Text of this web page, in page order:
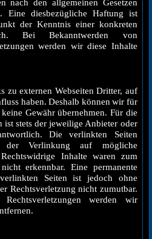
nach den allgemeinen Gesetzen
Eine diesbezügliche Haftung ist
der Kenntnis einer konkreten
Bei Bekanntwerden von
werden wir diese Inhalte
zu externen Webseiten Dritter, auf
haben. Deshalb können wir für
Gewähr übernehmen. Für die
ist stets der jeweilige Anbieter oder
Die verlinkten Seiten
Verlinkung auf mögliche
Inhalte waren zum
erkennbar. Eine permanente
Seiten ist jedoch ohne
Rechtsverletzung nicht zumutbar.
werden wir